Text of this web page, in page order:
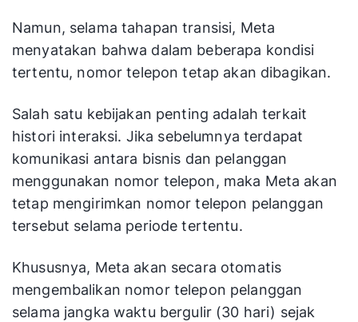
Namun, selama tahapan transisi, Meta
menyatakan bahwa dalam beberapa kondisi
tertentu, nomor telepon tetap akan dibagikan.
Salah satu kebijakan penting adalah terkait
histori interaksi. Jika sebelumnya terdapat
komunikasi antara bisnis dan pelanggan
menggunakan nomor telepon, maka Meta akan
tetap mengirimkan nomor telepon pelanggan
tersebut selama periode tertentu.
Khususnya, Meta akan secara otomatis
mengembalikan nomor telepon pelanggan
selama jangka waktu bergulir (30 hari) sejak